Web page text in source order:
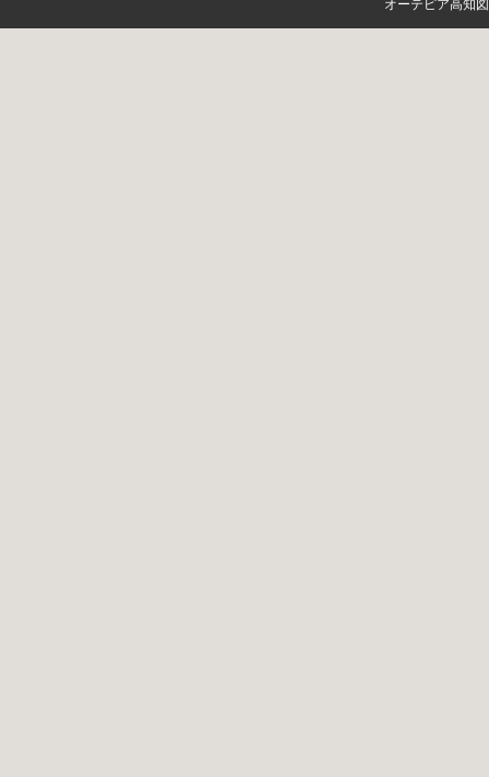
オーテピア高知